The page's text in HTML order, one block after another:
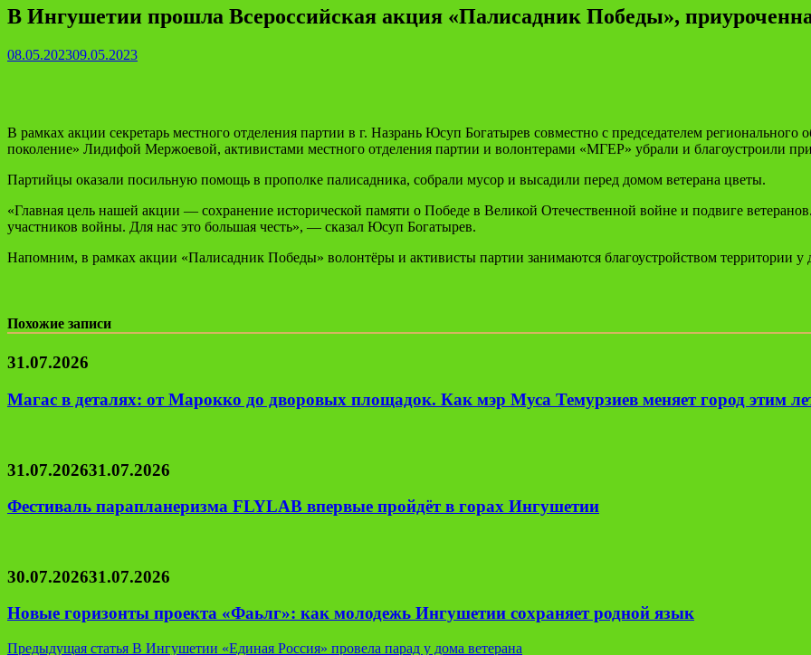
В Ингушетии прошла Всероссийская акция «Палисадник Победы»,
08.05.202309.05.2023
В рамках акции секретарь местного отделения партии в г. Назрань Юсуп Богатырев совместно с председателем регионального
поколение» Лидифой Мержоевой, активистами местного отделения партии и волонтерами «МГЕР» убрали и благоустроили
Партийцы оказали посильную помощь в прополке палисадника, собрали мусор и высадили перед домом ветерана цветы.
«Главная цель нашей акции — сохранение исторической памяти о Победе в Великой Отечественной войне и подвиге
участников войны. Для нас это большая честь», — сказал Юсуп Богатырев.
Напомним, в рамках акции «Палисадник Победы» волонтёры и активисты партии занимаются благоустройством территории
Похожие записи
31.07.2026
Магас в деталях: от Марокко до дворовых площадок. Как мэр Муса Темурзиев меняет город этим
31.07.202631.07.2026
Фестиваль парапланеризма FLYLAB впервые пройдёт в горах Ингушетии
30.07.202631.07.2026
Новые горизонты проекта «Фаьлг»: как молодежь Ингушетии сохраняет родной язык
Предыдущая статья В Ингушетии «Единая Россия» провела парад у дома ветерана